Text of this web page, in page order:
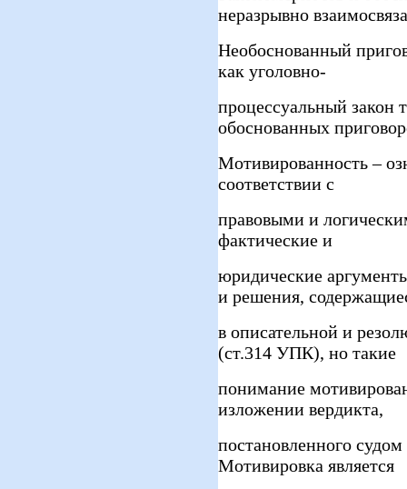
неразрывно
Необоснованный
как уголовно-
процессуальный закон
обоснованных
Мотивированность –
соответствии с
правовыми и
фактические и
юридические
и решения,
в описательной и
(ст.314 УПК), но такие
понимание
изложении вердикта,
постановленного
Мотивировка является